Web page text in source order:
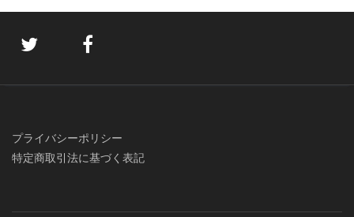
プライバシーポリシー
特定商取引法に基づく表記